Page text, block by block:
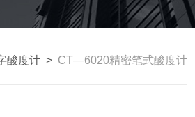
酸度计 > CT—6020精密笔式酸度计